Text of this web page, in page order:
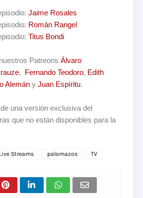
Jaime Rosales
Román Rangel
Titus Bondi
Patreons Álvaro
, Fernando Teodoro, Edith
Alemán y Juan Espíritu.
una versión exclusiva del
que no están disponibles para la
Streams palomazos TV